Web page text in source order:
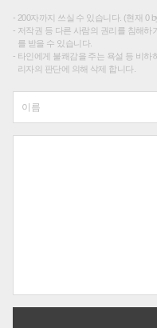
200자까지 쓰실 수 있습니다. (현재 0
저작권 등 다른 사람의 권리를 침해하
를 받을 수 있습니다.
타인에게 불쾌감을 주는 욕설 등 비
리자의 판단에 의해 삭제 합니다.